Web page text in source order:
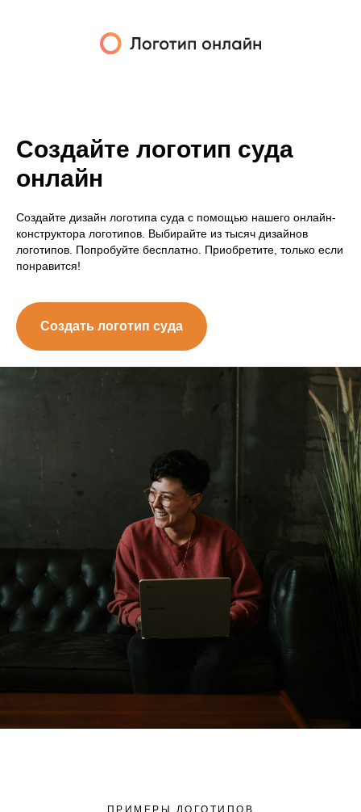
Создайте логотип суда
онлайн
Создайте дизайн логотипа суда с помощью нашего онлайн-
конструктора логотипов. Выбирайте из тысяч дизайнов
логотипов. Попробуйте бесплатно. Приобретите, только если
понравится!
Создать логотип суда
ПРИМЕРЫ ЛОГОТИПОВ